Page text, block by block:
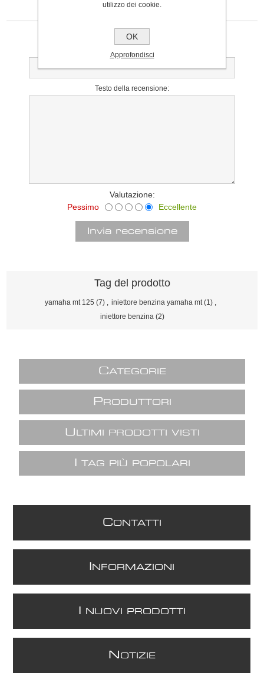
Solo gli utenti registrati possono scrivere recensioni
Titolo della recensione:
Testo della recensione:
Valutazione:
Pessimo
Eccellente
Tag del prodotto
yamaha mt 125 (7) , iniettore benzina yamaha mt (1) ,
iniettore benzina (2)
CATEGORIE
P RODUTTORI
U LTIMI PRODOTTI VISTI
TAG PIÙ POPOLARI
CONTATTI
NFORMAZIONI
NUOVI PRODOTTI
N OTIZIE
utilizzo dei cookie.
OK
Approfondisci